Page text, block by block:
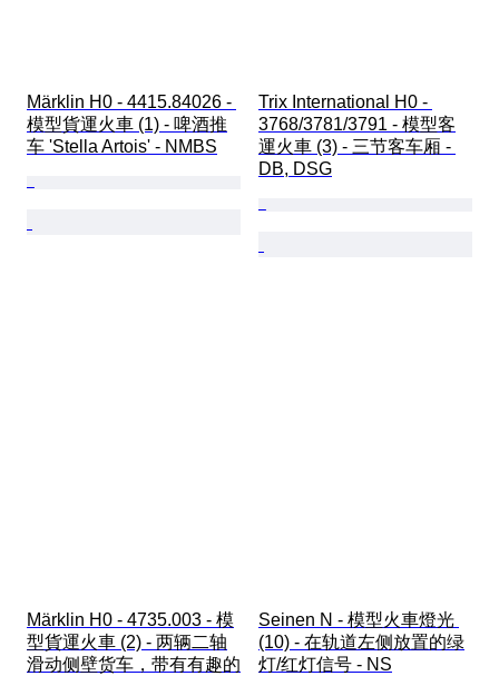
Märklin H0 - 4415.84026 -
模型貨運火車 (1) - 啤酒推
车 'Stella Artois' - NMBS
Trix International H0 -
3768/3781/3791 - 模型客
運火車 (3) - 三节客车厢 -
DB, DSG
Märklin H0 - 4735.003 - 模
型貨運火車 (2) - 两辆二轴
滑动侧壁货车，带有有趣的
Seinen N - 模型火車燈光
(10) - 在轨道左侧放置的绿
灯/红灯信号 - NS